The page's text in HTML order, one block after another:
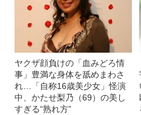
ヤクザ顔負けの「血みどろ情
事」豊満な身体を舐めまわさ
れ…「自称16歳美少女」怪演
中、かたせ梨乃（69）の美し
すぎる“熟れ方”